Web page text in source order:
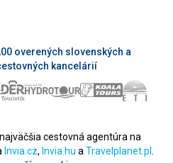
overených slovenských a
kancelárií
cestovná agentúra na
Invia.cz, Invia.hu a Travelplanet.pl